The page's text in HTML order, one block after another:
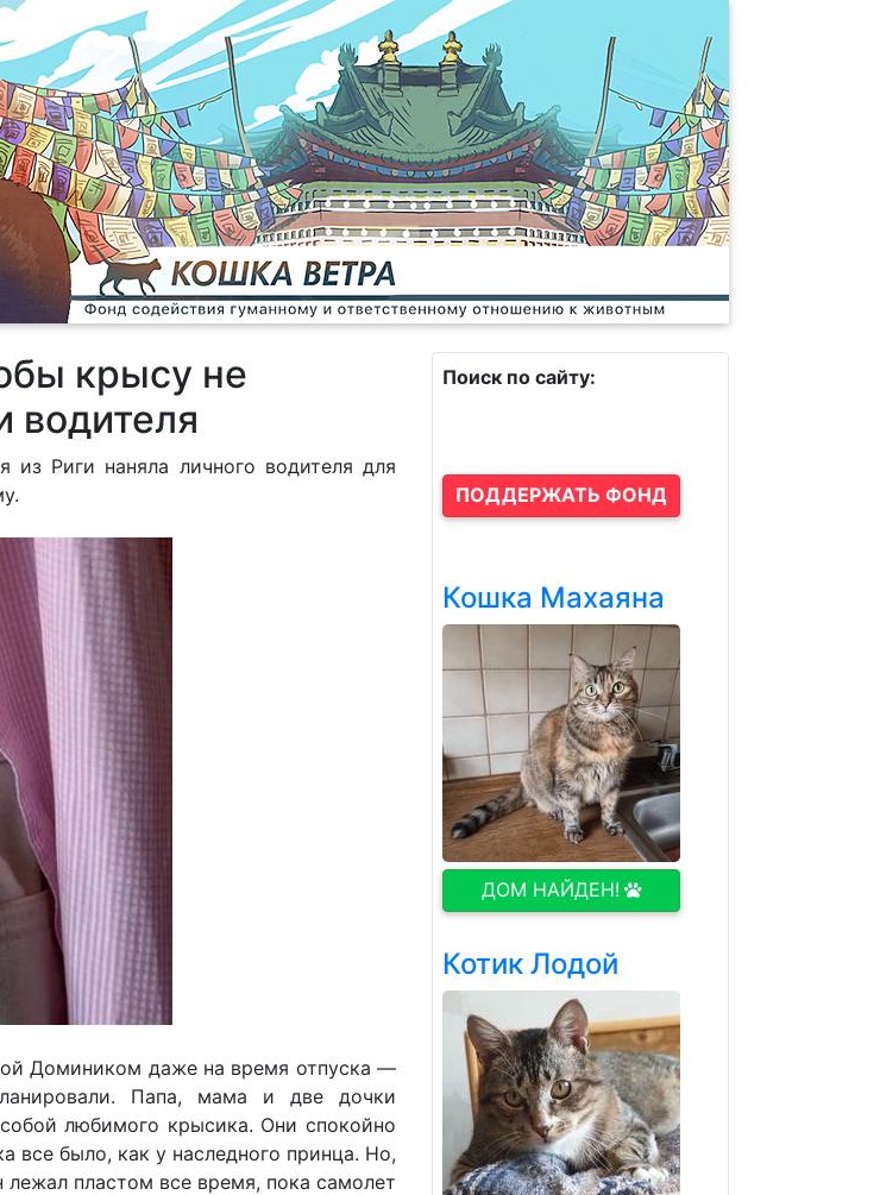
крысу не
водителя
Риги наняла личного водителя для
Домиником даже на время отпуска —
Папа, мама и две дочки
любимого крысика. Они спокойно
было, как у наследного принца. Но,
пластом все время, пока самолет
Поиск по сайту:
ПОДДЕРЖАТЬ ФОНД
Кошка Махаяна
ДОМ НАЙДЕН!
Котик Лодой